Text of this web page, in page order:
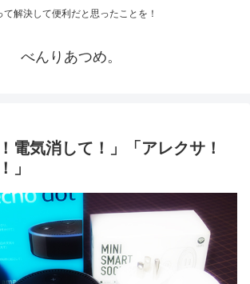
て解決して便利だと思ったことを！
べんりあつめ。
電気消して！」「アレクサ！
」